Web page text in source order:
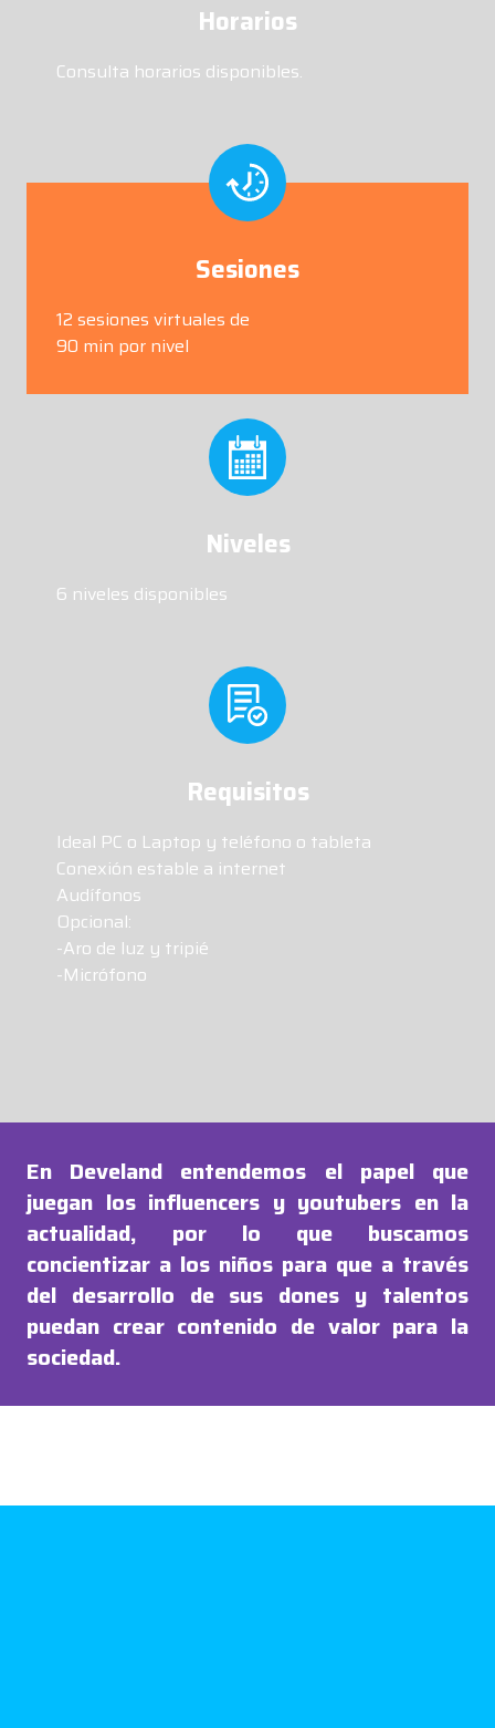
Horarios
Consulta horarios disponibles.
Sesiones
12 sesiones virtuales de
90 min por nivel
Niveles
6 niveles disponibles
Requisitos
Ideal PC o Laptop y teléfono o tableta
Conexión estable a internet
Audífonos
Opcional:
-Aro de luz y tripié
-Micrófono
En Develand entendemos el papel que
juegan los influencers y youtubers en la
actualidad, por lo que buscamos
concientizar a los niños para que a través
del desarrollo de sus dones y talentos
puedan crear contenido de valor para la
sociedad.